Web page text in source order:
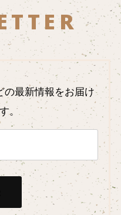
の最新情報をお届け
。